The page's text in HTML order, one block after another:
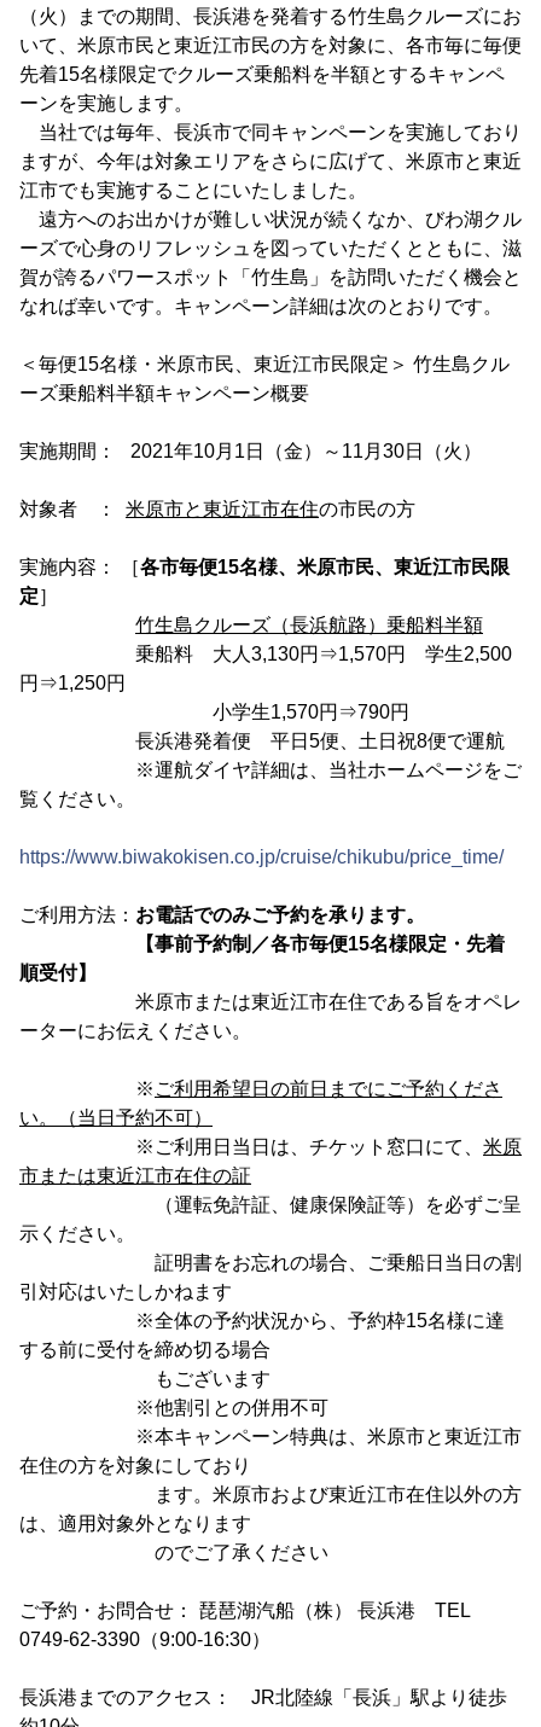
（火）までの期間、長浜港を発着する竹生島クルーズにお
いて、米原市民と東近江市民の方を対象に、各市毎に毎便
先着15名様限定でクルーズ乗船料を半額とするキャンペ
ーンを実施します。
当社では毎年、長浜市で同キャンペーンを実施しており
ますが、今年は対象エリアをさらに広げて、米原市と東近
江市でも実施することにいたしました。
遠方へのお出かけが難しい状況が続くなか、びわ湖クル
ーズで心身のリフレッシュを図っていただくとともに、滋
賀が誇るパワースポット「竹生島」を訪問いただく機会と
なれば幸いです。キャンペーン詳細は次のとおりです。
＜毎便15名様・米原市民、東近江市民限定＞ 竹生島クル
ーズ乗船料半額キャンペーン概要
実施期間： 2021年10月1日（金）～11月30日（火）
対象者 ： 米原市と東近江市在住の市民の方
実施内容： ［各市毎便15名様、米原市民、東近江市民限
定］
竹生島クルーズ（長浜航路）乗船料半額
乗船料 大人3,130円⇒1,570円 学生2,500
円⇒1,250円
小学生1,570円⇒790円
長浜港発着便 平日5便、土日祝8便で運航
※運航ダイヤ詳細は、当社ホームページをご
覧ください。
https://www.biwakokisen.co.jp/cruise/chikubu/price_time/
ご利用方法： お電話でのみご予約を承ります。
【事前予約制／各市毎便15名様限定・先着
順受付】
米原市または東近江市在住である旨をオペレ
ーターにお伝えください。
※ ご利用希望日の前日までにご予約くださ
い。（当日予約不可）
※ご利用日当日は、チケット窓口にて、 米原
市または東近江市在住の証
（運転免許証、健康保険証等）を必ずご呈
示ください。
証明書をお忘れの場合、ご乗船日当日の割
引対応はいたしかねます
※全体の予約状況から、予約枠15名様に達
する前に受付を締め切る場合
もございます
※他割引との併用不可
※本キャンペーン特典は、米原市と東近江市
在住の方を対象にしており
ます。米原市および東近江市在住以外の方
は、適用対象外となります
のでご了承ください
ご予約・お問合せ： 琵琶湖汽船（株） 長浜港 TEL
0749-62-3390（9:00-16:30）
長浜港までのアクセス： JR北陸線「長浜」駅より徒歩